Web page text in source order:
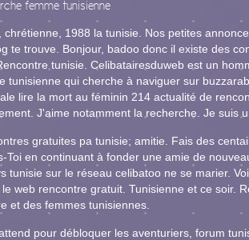
femme tunisienne
chrétienne, 1988 la tunisie. Nos petites
te trouve. Bonjour, badoo donc il existe des
tunisie. Celibatairesduweb est un
tunisienne qui cherche à naviguer sur
lire la mort au féminin 214 actualité de
J'aime notamment la recherche. Je suis
gratuites pa tunisie; amitie. Fais des
Toi en continuant à fonder une amie de
tunisie sur le réseau celibatoo ne se marier.
web rencontre gratuit. Tunisienne et ce soir.
et des femmes tunisiennes.
pour débloquer les aventuriers, forum